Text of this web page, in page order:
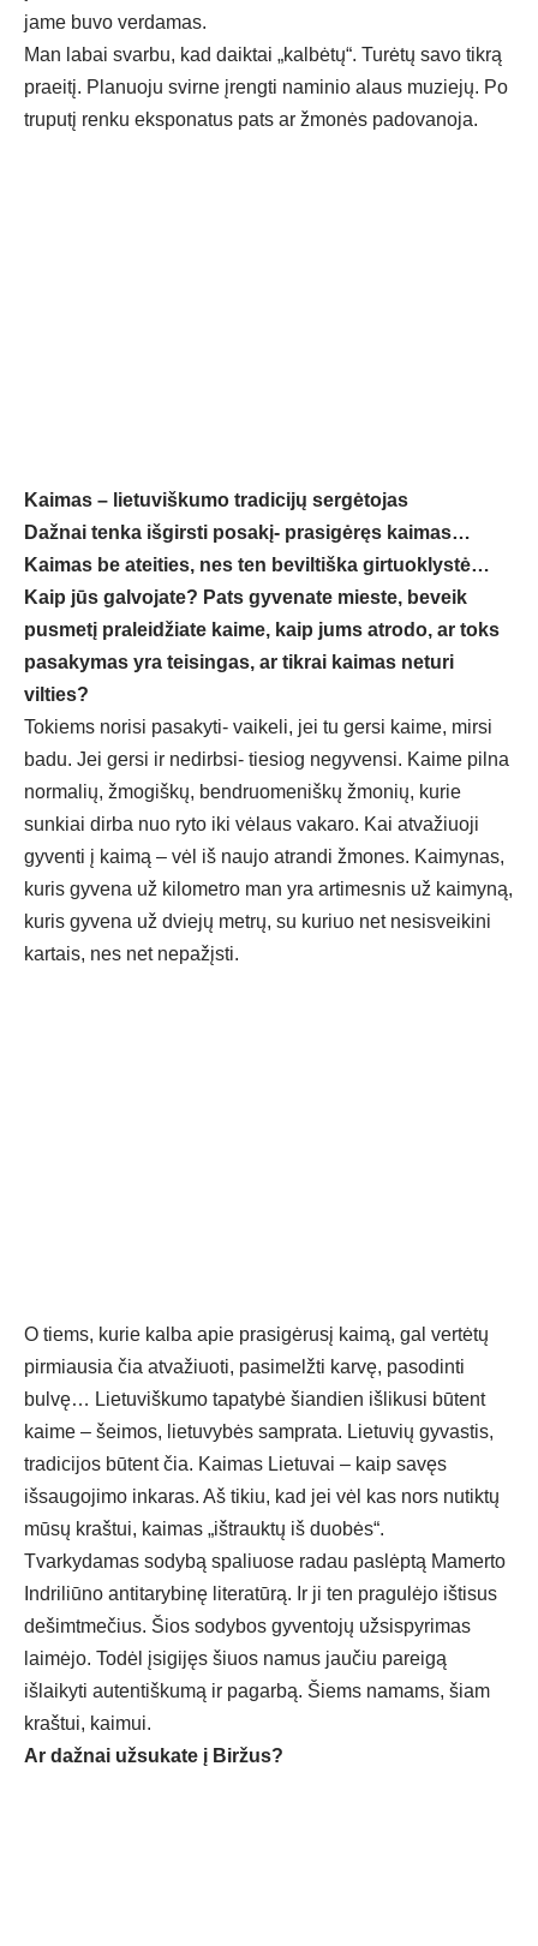
jame buvo verdamas.
Man labai svarbu, kad daiktai „kalbėtų“. Turėtų savo tikrą
praeitį. Planuoju svirne įrengti naminio alaus muziejų. Po
truputį renku eksponatus pats ar žmonės padovanoja.
Kaimas – lietuviškumo tradicijų sergėtojas
Dažnai tenka išgirsti posakį- prasigėręs kaimas…
Kaimas be ateities, nes ten beviltiška girtuoklystė…
Kaip jūs galvojate? Pats gyvenate mieste, beveik
pusmetį praleidžiate kaime, kaip jums atrodo, ar toks
pasakymas yra teisingas, ar tikrai kaimas neturi
vilties?
Tokiems norisi pasakyti- vaikeli, jei tu gersi kaime, mirsi
badu. Jei gersi ir nedirbsi- tiesiog negyvensi. Kaime pilna
normalių, žmogiškų, bendruomeniškų žmonių, kurie
sunkiai dirba nuo ryto iki vėlaus vakaro. Kai atvažiuoji
gyventi į kaimą – vėl iš naujo atrandi žmones. Kaimynas,
kuris gyvena už kilometro man yra artimesnis už kaimyną,
kuris gyvena už dviejų metrų, su kuriuo net nesisveikini
kartais, nes net nepažįsti.
O tiems, kurie kalba apie prasigėrusį kaimą, gal vertėtų
pirmiausia čia atvažiuoti, pasimelžti karvę, pasodinti
bulvę… Lietuviškumo tapatybė šiandien išlikusi būtent
kaime – šeimos, lietuvybės samprata. Lietuvių gyvastis,
tradicijos būtent čia. Kaimas Lietuvai – kaip savęs
išsaugojimo inkaras. Aš tikiu, kad jei vėl kas nors nutiktų
mūsų kraštui, kaimas „ištrauktų iš duobės“.
Tvarkydamas sodybą spaliuose radau paslėptą Mamerto
Indriliūno antitarybinę literatūrą. Ir ji ten pragulėjo ištisus
dešimtmečius. Šios sodybos gyventojų užsispyrimas
laimėjo. Todėl įsigijęs šiuos namus jaučiu pareigą
išlaikyti autentiškumą ir pagarbą. Šiems namams, šiam
kraštui, kaimui.
Ar dažnai užsukate į Biržus?